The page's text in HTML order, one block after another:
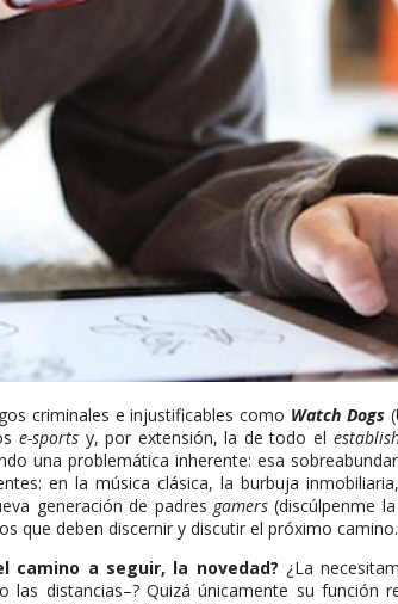
criminales e injustificables como Watch Dogs
e-sports y, por extensión, la de todo el
una problemática inherente: esa
en la música clásica, la burbuja
generación de padres gamers(discúlpenme
que deben discernir y discutir el próximo
camino a seguir, la novedad? ¿La
distancias–? Quizá únicamente su función